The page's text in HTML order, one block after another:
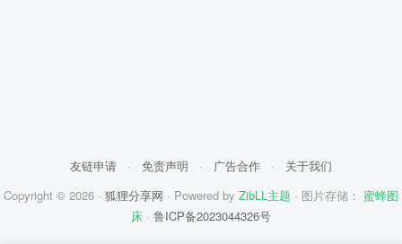
友链申请 · 免责声明 · 广告合作 ·
关于我们
Copyright © 2026 · 狐狸分享网 · Powered by ZibLL主题 · 图片存储： 蜜蜂图
床 · 鲁ICP备2023044326号